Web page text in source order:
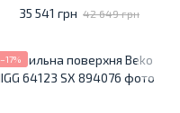
35 541 грн 42 649 грн
−17%